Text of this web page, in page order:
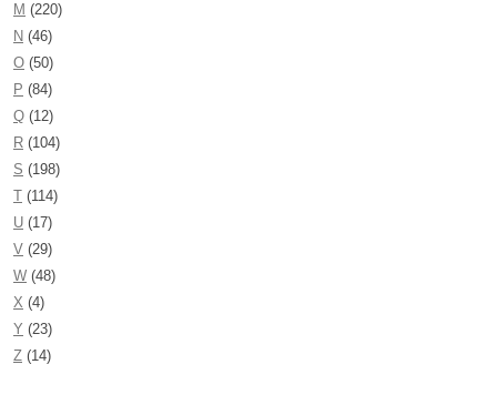
M (220)
N (46)
O (50)
P (84)
Q (12)
R (104)
S (198)
T (114)
U (17)
V (29)
W (48)
X (4)
Y (23)
Z (14)